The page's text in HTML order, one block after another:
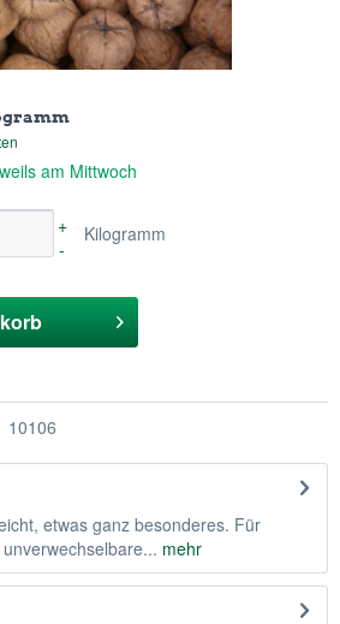
am Mittwoch
+
-
Kilogramm
10106
etwas ganz besonderes. Für
mehr